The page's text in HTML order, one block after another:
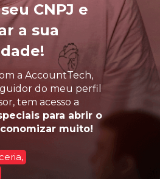
CNPJ e
a sua
a AccountTech,
do meu perfil
tem acesso a
para abrir o
muito!